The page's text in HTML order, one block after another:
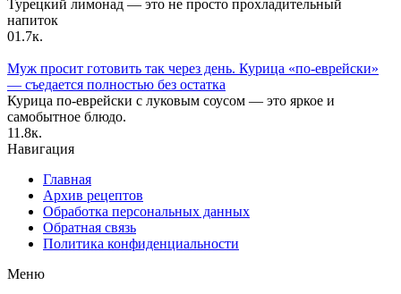
Турецкий лимонад — это не просто прохладительный
напиток
01.7к.
Муж просит готовить так через день. Курица «по-еврейски»
— съедается полностью без остатка
Курица по-еврейски с луковым соусом — это яркое и
самобытное блюдо.
11.8к.
Навигация
Главная
Архив рецептов
Обработка персональных данных
Обратная связь
Политика конфиденциальности
Меню